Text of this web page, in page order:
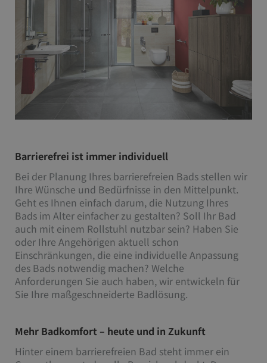
Barrierefrei ist immer individuell
Bei der Planung Ihres barrierefreien Bads stellen wir
Ihre Wünsche und Bedürfnisse in den Mittelpunkt.
Geht es Ihnen einfach darum, die Nutzung Ihres
Bads im Alter einfacher zu gestalten? Soll Ihr Bad
auch mit einem Rollstuhl nutzbar sein? Haben Sie
oder Ihre Angehörigen aktuell schon
Einschränkungen, die eine individuelle Anpassung
des Bads notwendig machen? Welche
Anforderungen Sie auch haben, wir entwickeln für
Sie Ihre maßgeschneiderte Badlösung.
Mehr Badkomfort – heute und in Zukunft
Hinter einem barrierefreien Bad steht immer ein